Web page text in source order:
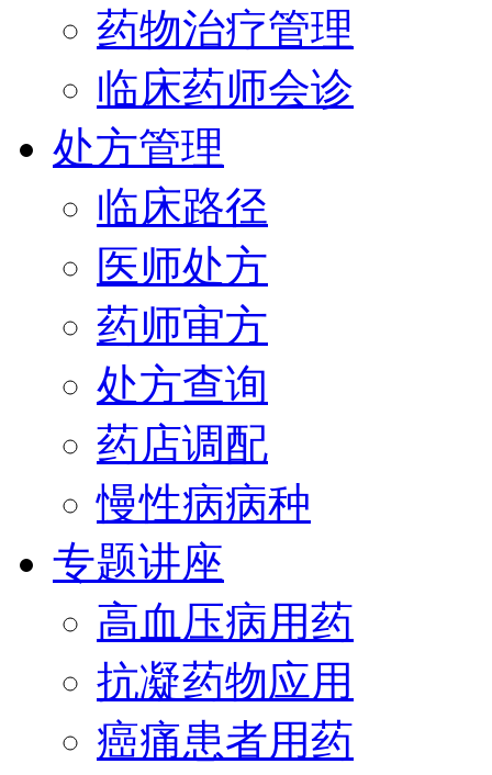
药物治疗管理
临床药师会诊
处方管理
临床路径
医师处方
药师审方
处方查询
药店调配
慢性病病种
专题讲座
高血压病用药
抗凝药物应用
癌痛患者用药